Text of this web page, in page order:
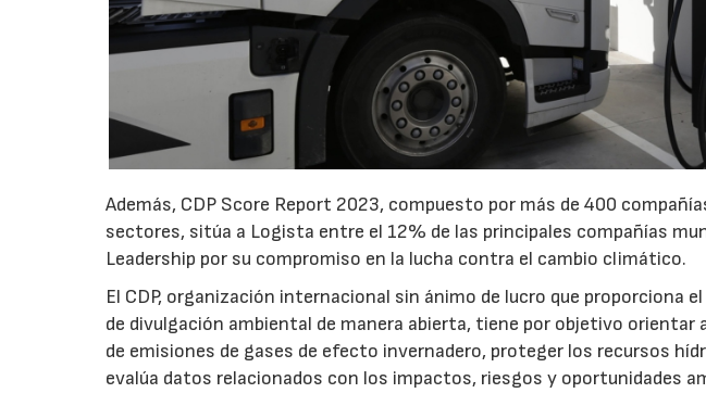
Además, CDP Score Report 2023, compuesto por más de 400
sectores, sitúa a Logista entre el 12% de las principales compañías
Leadership por su compromiso en la lucha contra el cambio climático.
El CDP, organización internacional sin ánimo de lucro que proporciona
de divulgación ambiental de manera abierta, tiene por objetivo orientar
de emisiones de gases de efecto invernadero, proteger los recursos
evalúa datos relacionados con los impactos, riesgos y oportunidades